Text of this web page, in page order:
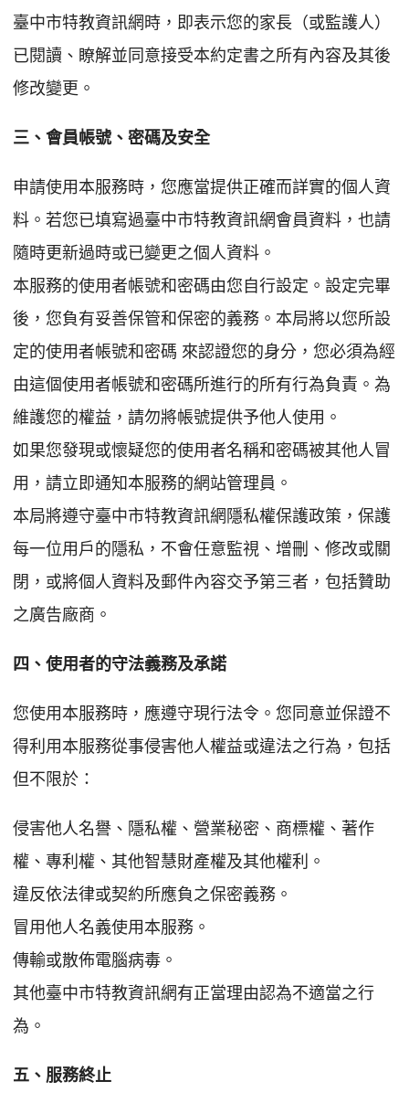
臺中市特教資訊網時，即表示您的家長（或監護人）
已閱讀、瞭解並同意接受本約定書之所有內容及其後
修改變更。
三、會員帳號、密碼及安全
申請使用本服務時，您應當提供正確而詳實的個人資
料。若您已填寫過臺中市特教資訊網會員資料，也請
隨時更新過時或已變更之個人資料。
本服務的使用者帳號和密碼由您自行設定。設定完畢
後，您負有妥善保管和保密的義務。本局將以您所設
定的使用者帳號和密碼 來認證您的身分，您必須為經
由這個使用者帳號和密碼所進行的所有行為負責。為
維護您的權益，請勿將帳號提供予他人使用。
如果您發現或懷疑您的使用者名稱和密碼被其他人冒
用，請立即通知本服務的網站管理員。
本局將遵守臺中市特教資訊網隱私權保護政策，保護
每一位用戶的隱私，不會任意監視、增刪、修改或關
閉，或將個人資料及郵件內容交予第三者，包括贊助
之廣告廠商。
四、使用者的守法義務及承諾
您使用本服務時，應遵守現行法令。您同意並保證不
得利用本服務從事侵害他人權益或違法之行為，包括
但不限於：
侵害他人名譽、隱私權、營業秘密、商標權、著作
權、專利權、其他智慧財產權及其他權利。
違反依法律或契約所應負之保密義務。
冒用他人名義使用本服務。
傳輸或散佈電腦病毒。
其他臺中市特教資訊網有正當理由認為不適當之行
為。
五、服務終止